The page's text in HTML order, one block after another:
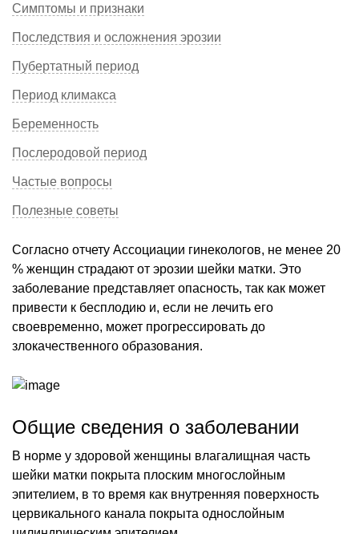
Симптомы и признаки
Последствия и осложнения эрозии
Пубертатный период
Период климакса
Беременность
Послеродовой период
Частые вопросы
Полезные советы
Согласно отчету Ассоциации гинекологов, не менее 20
% женщин страдают от эрозии шейки матки. Это
заболевание представляет опасность, так как может
привести к бесплодию и, если не лечить его
своевременно, может прогрессировать до
злокачественного образования.
Общие сведения о заболевании
В норме у здоровой женщины влагалищная часть
шейки матки покрыта плоским многослойным
эпителием, в то время как внутренняя поверхность
цервикального канала покрыта однослойным